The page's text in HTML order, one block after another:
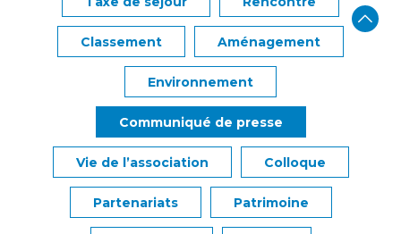
Classement Aménagement
Environnement
Communiqué de presse
Vie de l’association Colloque
Partenariats Patrimoine